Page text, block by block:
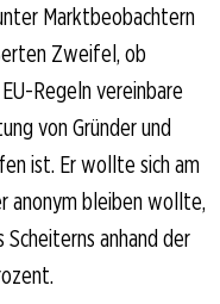
Marktbeobachtern
Zweifel, ob
Regeln vereinbare
von Gründer und
ist. Er wollte sich am
anonym bleiben wollte,
anhand der